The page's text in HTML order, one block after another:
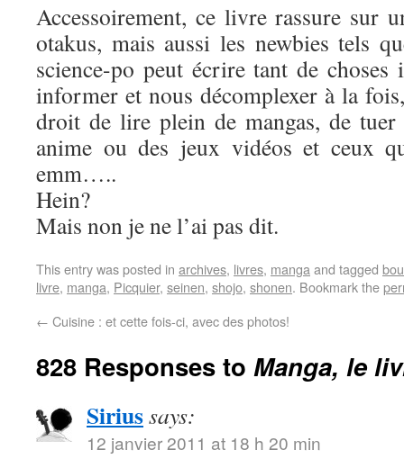
Accessoirement, ce livre rassure sur
otakus, mais aussi les newbies tels
science-po peut écrire tant de choses
informer et nous décomplexer à la
droit de lire plein de mangas, de tuer
anime ou des jeux vidéos et ceux
emm…..
Hein?
Mais non je ne l’ai pas dit.
This entry was posted in archives, livres, manga and tagged
livre, manga, Picquier, seinen, shojo, shonen. Bookmark the
← Cuisine : et cette fois-ci, avec des photos!
828 Responses to Manga, le
Siriussays:
12 janvier 2011 at 18 h 20 min